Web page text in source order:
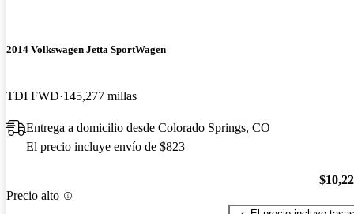
2014 Volkswagen Jetta SportWagen
TDI FWD 145,277 millas
Entrega a domicilio desde Colorado Springs, CO
El precio incluye envío de $823
Precio alto